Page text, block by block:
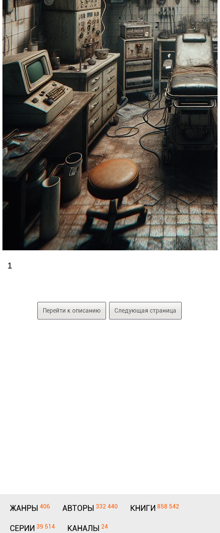
1
Перейти к описанию Следующая страница
ЖАНРЫ 406 АВТОРЫ 332 440 КНИГИ 858 542
СЕРИИ 39 514 КАНАЛЫ 24